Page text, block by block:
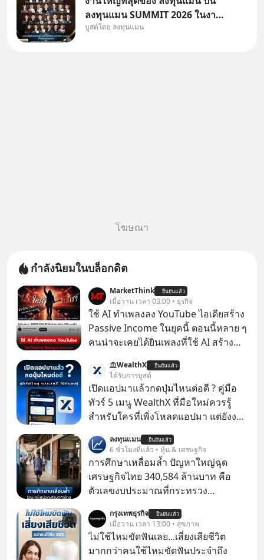
ลงทุนแมน SUMMIT 2026 ในงาน
นี้จะมีเจ้าของธุรกิจ Dr.PONG,
บูสต์โดย ลงทุนแมน
โฆษณา
กำลังนิยมในบล็อกดิต
MarketThink ยืนยันแล้ว
เมื่อวาน เวลา 03:00 • ธุรกิจ
ใช้ AI ทำเพลงลง YouTube ไอเดียสร้าง
Passive Income ในยุคนี้ ตอนนี้หลาย ๆ
คนน่าจะเคยได้ยินเพลงที่ใช้ AI สร้าง
รู้ตัวเรา” จากช่องชื่อว่า UNHEARD
MUSIC ที่ตอนนี้มียอดรับชมกว่า 26
ล้านครั้งแล้ว
WealthX ยืนยันแล้ว
ได้รับการบูสต์
เปิดแอปมาแล้วกดปุ่มไหนต่อดี ? คู่มือ
ทัวร์ 5 เมนู WealthX ที่มือใหม่ควรรู้
สำหรับใครที่เพิ่งโหลดแอปมา แต่ยังงง
เลย WealthX จะขอพาไปทัวร์ 5 เมนู
หลัก ที่จะทำให้คุณใช้งานแอปเป็นได้ใน
ทันที
ลงทุนแมน ยืนยันแล้ว
6 ชั่วโมงที่แล้ว • หุ้น & เศรษฐกิจ
การศึกษาเหลื่อมล้ำ ปัญหาใหญ่ฉุด
เศรษฐกิจไทย 340,584 ล้านบาท คือ
ตัวเลขงบประมาณที่กระทรวง
รายจ่ายประจำปี 2568 ซึ่งมากที่สุดเป็น
อันดับ 2 รองจากกระทรวงการคลัง
กรุงเทพธุรกิจ ยืนยันแล้ว
เมื่อวาน เวลา 13:00 • สุขภาพ
ไม่ใช้ไหมขัดฟันเลย...เสี่ยงเสียชีวิต
มากกว่าคนใช้ไหมขัดฟันประจำถึง